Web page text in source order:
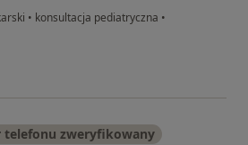
• konsultacja pediatryczna •
telefonu zweryfikowany